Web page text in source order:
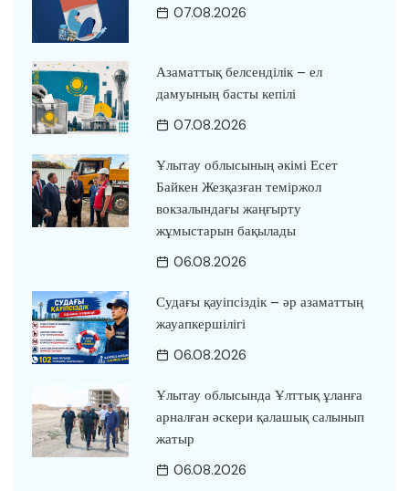
07.08.2026
Азаматтық белсенділік – ел
дамуының басты кепілі
07.08.2026
Ұлытау облысының әкімі Есет
Байкен Жезқазған теміржол
вокзалындағы жаңғырту
жұмыстарын бақылады
06.08.2026
Судағы қауіпсіздік – әр азаматтың
жауапкершілігі
06.08.2026
Ұлытау облысында Ұлттық ұланға
арналған әскери қалашық салынып
жатыр
06.08.2026